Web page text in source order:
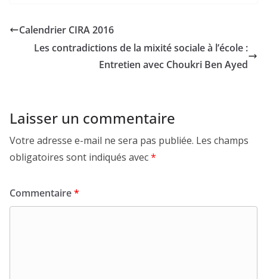
Calendrier CIRA 2016
Les contradictions de la mixité sociale à l’école :
Entretien avec Choukri Ben Ayed
Laisser un commentaire
Votre adresse e-mail ne sera pas publiée. Les champs
obligatoires sont indiqués avec*
Commentaire*